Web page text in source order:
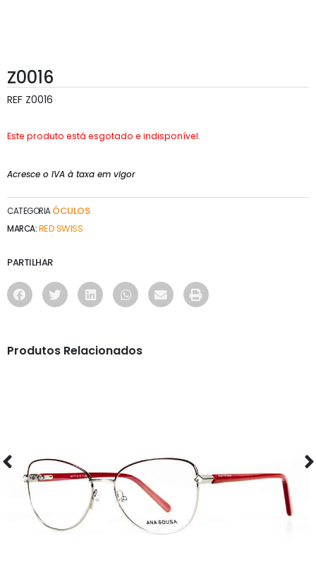
Z0016
REF Z0016
Este produto está esgotado e indisponível.
Acresce o IVA à taxa em vigor
CATEGORIA ÓCULOS
MARCA:RED SWISS
PARTILHAR
Produtos Relacionados